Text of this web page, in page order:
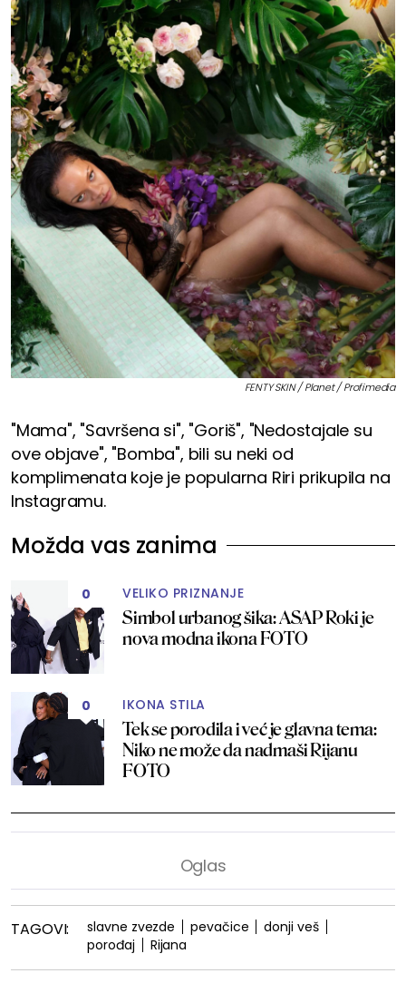
FENTY SKIN / Planet / Profimedia
"Mama", "Savršena si", "Goriš", "Nedostajale su
ove objave", "Bomba", bili su neki od
komplimenata koje je popularna Riri prikupila na
Instagramu.
Možda vas zanima
0 VELIKO PRIZNANJE
Simbol urbanog šika: ASAP Roki je
nova modna ikona FOTO
0 IKONA STILA
Tek se porodila i već je glavna tema:
Niko ne može da nadmaši Rijanu
FOTO
TAGOVI: slavne zvezde pevačice
donji veš
porođaj
Rijana